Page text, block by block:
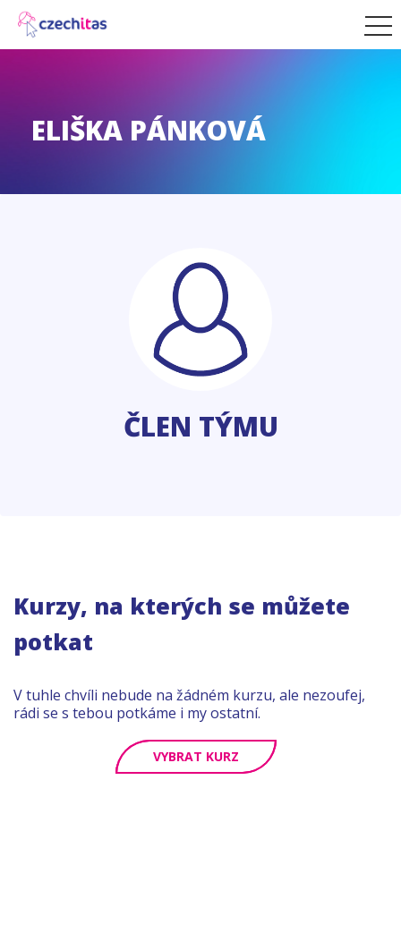
ELIŠKA PÁNKOVÁ
ČLEN TÝMU
Kurzy, na kterých se můžete
potkat
V tuhle chvíli nebude na žádném kurzu, ale nezoufej,
rádi se s tebou potkáme i my ostatní.
VYBRAT KURZ